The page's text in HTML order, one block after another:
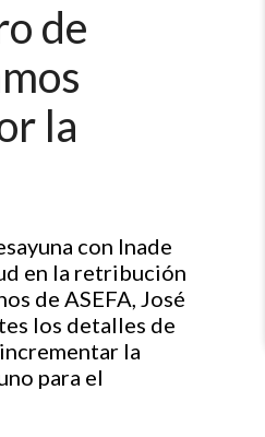
de
la
con Inade
en la retribución
de ASEFA, José
los detalles de
la
para el